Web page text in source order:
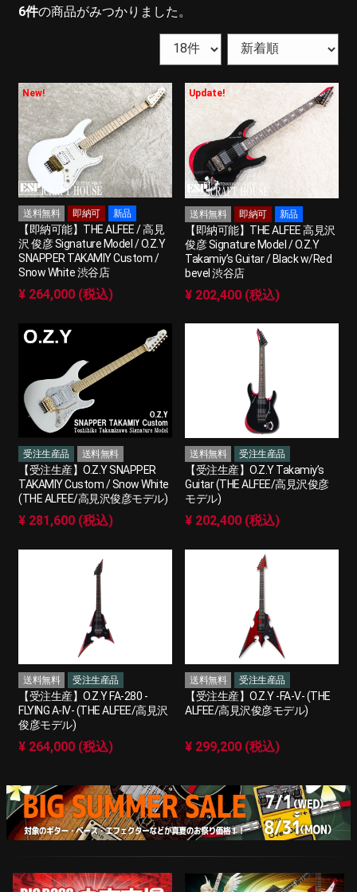
6件の商品がみつかりました。
New!
送料無料 即納可 新品
【即納可能】THE ALFEE / 高見
沢 俊彦 Signature Model / O.Z.Y
SNAPPER TAKAMIY Custom /
Snow White 渋谷店
¥ 264,000 (税込)
Update!
送料無料 即納可 新品
【即納可能】THE ALFEE 高見沢
俊彦 Signature Model / O.Z.Y
Takamiy’s Guitar / Black w/Red
bevel 渋谷店
¥ 202,400 (税込)
受注生産品 送料無料
【受注生産】O.Z.Y SNAPPER
TAKAMIY Custom / Snow White
(THE ALFEE/高見沢俊彦モデル)
¥ 281,600 (税込)
送料無料 受注生産品
【受注生産】O.Z.Y Takamiy’s
Guitar (THE ALFEE/高見沢俊彦
モデル)
¥ 202,400 (税込)
送料無料 受注生産品
【受注生産】O.Z.Y FA-280 -
FLYING A-IV- (THE ALFEE/高見沢
俊彦モデル)
¥ 264,000 (税込)
送料無料 受注生産品
【受注生産】O.Z.Y -FA-V- (THE
ALFEE/高見沢俊彦モデル)
¥ 299,200 (税込)